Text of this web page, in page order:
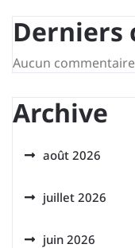
Derniers
Aucun
Archive
août 2026
juillet 2026
juin 2026